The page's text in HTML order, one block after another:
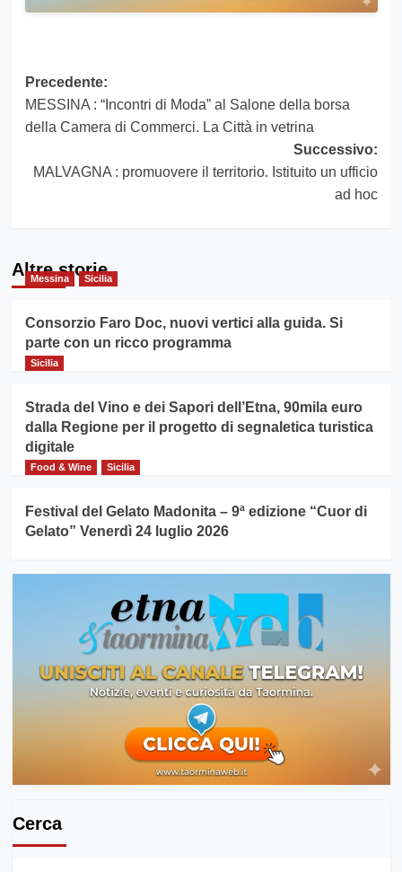
Navigazione
articolo
Precedente:
MESSINA : “Incontri di Moda” al Salone della borsa
della Camera di Commerci. La Città in vetrina
Successivo:
MALVAGNA : promuovere il territorio. Istituito un ufficio
ad hoc
Altre storie
Messina Sicilia
Consorzio Faro Doc, nuovi vertici alla guida. Si
parte con un ricco programma
Sicilia
Strada del Vino e dei Sapori dell’Etna, 90mila euro
dalla Regione per il progetto di segnaletica turistica
digitale
Food & Wine Sicilia
Festival del Gelato Madonita – 9ª edizione “Cuor di
Gelato” Venerdì 24 luglio 2026
Cerca